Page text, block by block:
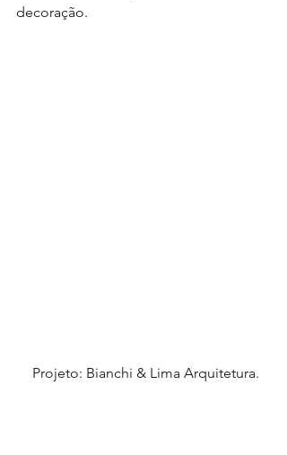
decoração.
Projeto: Bianchi & Lima Arquitetura.